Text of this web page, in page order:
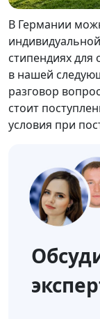
В Германии
стипендиях
в нашей
разговор
стоит
условия при